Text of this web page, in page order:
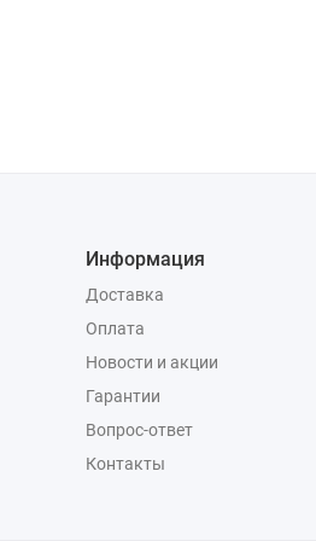
Информация
Доставка
Оплата
Новости и акции
Гарантии
Вопрос-ответ
Контакты